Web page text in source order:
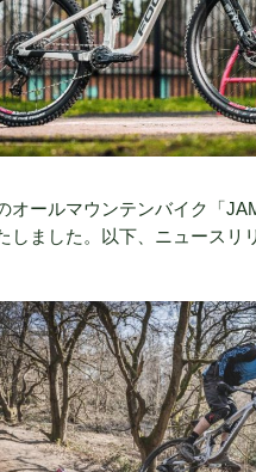
オールマウンテンバイク「
しました。以下、ニュースリ